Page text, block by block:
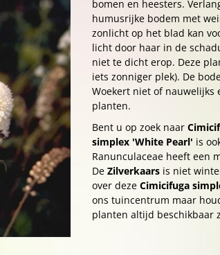
bomen en heesters.
humusrijke bodem met
zonlicht op het blad kan
licht door haar in de
niet te dicht erop. Deze
iets zonniger plek). De
Woekert niet of nauwelijks
planten.
Bent u op zoek naar
simplex 'White Pearl' is
Ranunculaceae heeft een
De Zilverkaars is niet
over deze Cimicifuga
ons tuincentrum maar
planten altijd beschikbaar